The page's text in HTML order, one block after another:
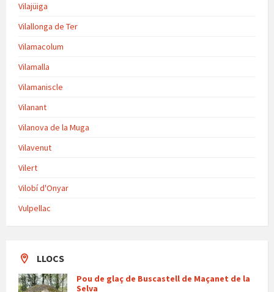
Vilajüiga
Vilallonga de Ter
Vilamacolum
Vilamalla
Vilamaniscle
Vilanant
Vilanova de la Muga
Vilavenut
Vilert
Vilobí d'Onyar
Vulpellac
LLOCS
Pou de glaç de Buscastell de Maçanet de la
Selva